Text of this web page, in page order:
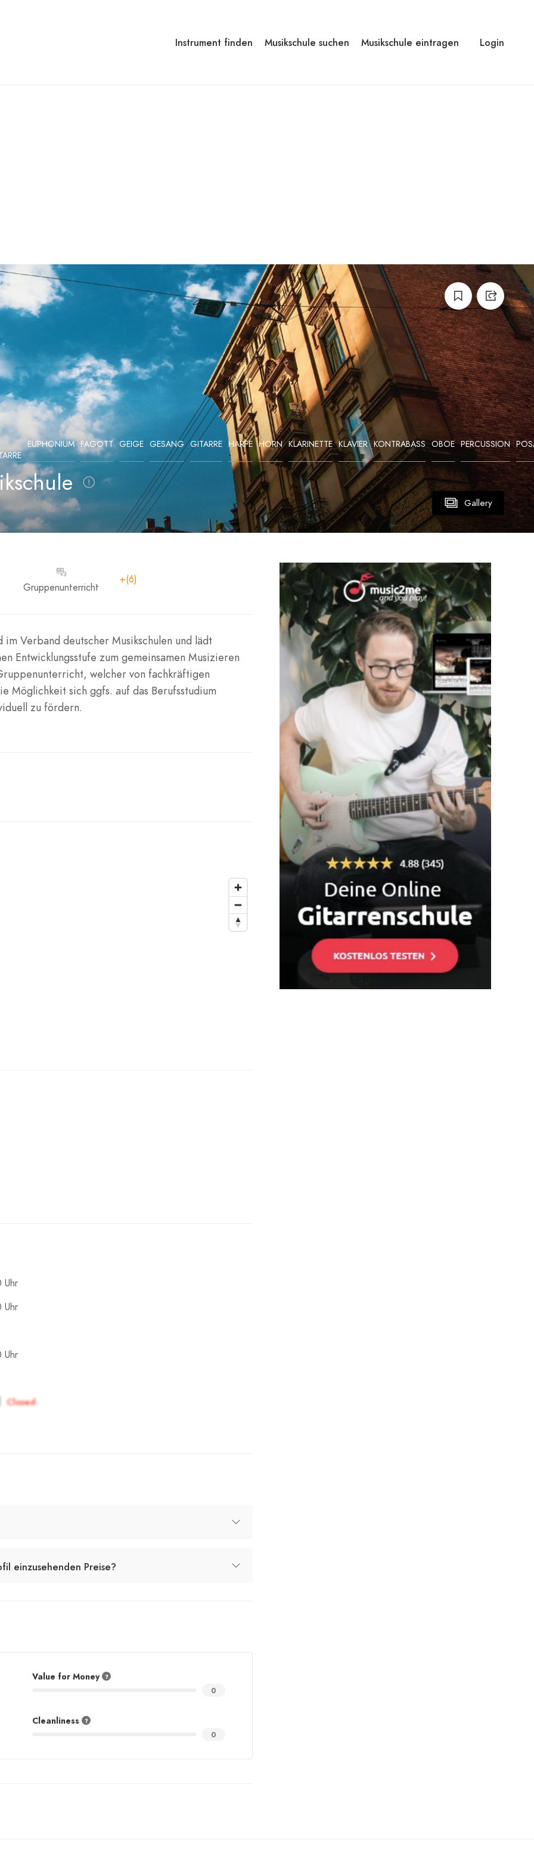
Instrument finden Musikschule suchen Musikschule eintragen Login
Gallery
EUPHONIUM FAGOTT GEIGE GESANG GITARRE HARFE HORN KLARINETTE KLAVIER KONTRABASS OBOE PERCUSSION
Gruppenunterricht
+(6)
Verband deutscher Musikschulen und lädt
Entwicklungsstufe zum gemeinsamen Musizieren
welcher von fachkräftigen
Möglichkeit sich ggfs. auf das Berufsstudium
zu fördern.
Uhr
Uhr
Uhr
Closed
einzusehenden Preise?
Value for Money
0
Cleanliness
0